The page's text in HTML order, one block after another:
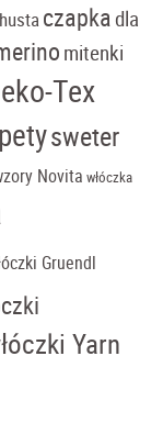
czapka dla
mitenki
Tex
sweter
Novita włóczka
Gruendl
Yarn